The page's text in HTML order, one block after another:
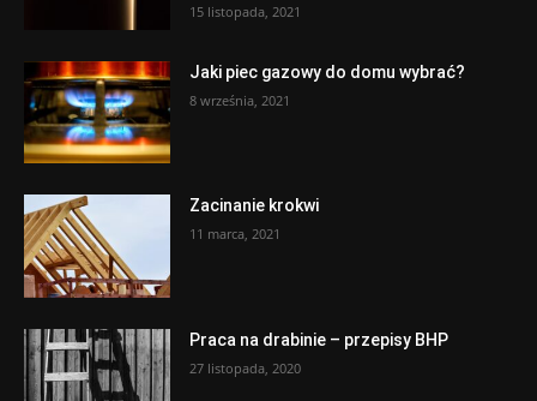
15 listopada, 2021
Jaki piec gazowy do domu wybrać?
8 września, 2021
Zacinanie krokwi
11 marca, 2021
Praca na drabinie – przepisy BHP
27 listopada, 2020